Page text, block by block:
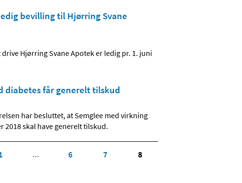
bevilling til Hjørring Svane
Hjørring Svane Apotek er ledig pr. 1. juni
diabetes får generelt tilskud
har besluttet, at Semglee med virkning
2018 skal have generelt tilskud.
… 6 7 8